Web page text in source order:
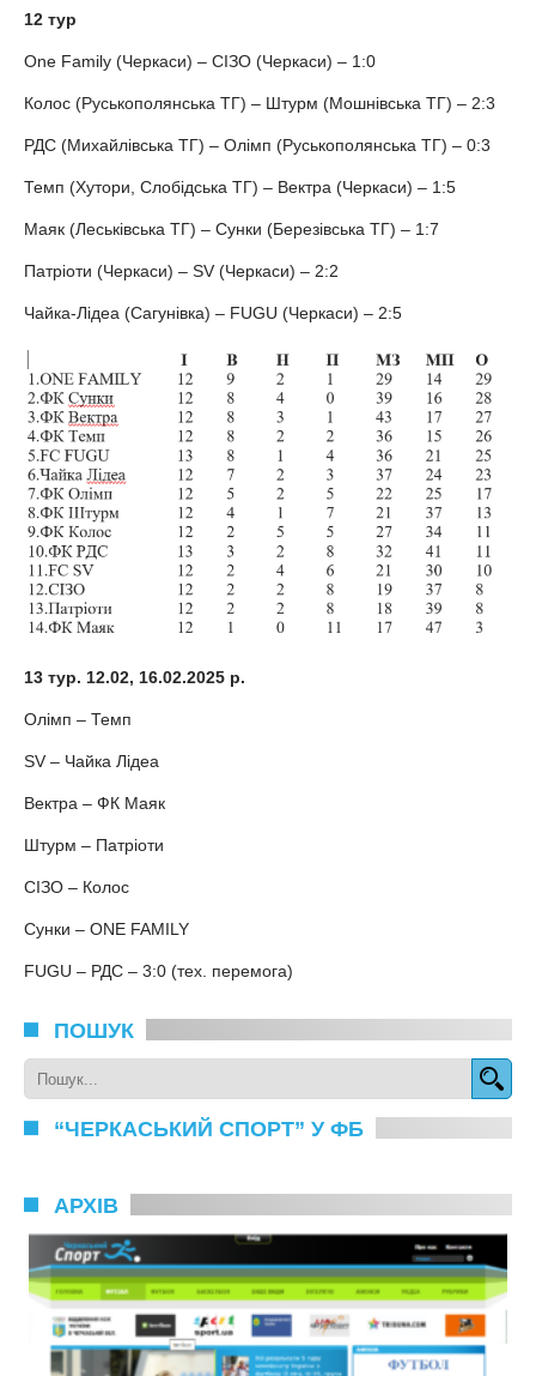
12 тур
One Family (Черкаси) – СІЗО (Черкаси) – 1:0
Колос (Руськополянська ТГ) – Штурм (Мошнівська ТГ) – 2:3
РДС (Михайлівська ТГ) – Олімп (Руськополянська ТГ) – 0:3
Темп (Хутори, Слобідська ТГ) – Вектра (Черкаси) – 1:5
Маяк (Леськівська ТГ) – Сунки (Березівська ТГ) – 1:7
Патріоти (Черкаси) – SV (Черкаси) – 2:2
Чайка-Лідеа (Сагунівка) – FUGU (Черкаси) – 2:5
13 тур. 12.02, 16.02.2025 р.
Олімп – Темп
SV – Чайка Лідеа
Вектра – ФК Маяк
Штурм – Патріоти
СІЗО – Колос
Сунки – ONE FAMILY
FUGU – РДС – 3:0 (тех. перемога)
ПОШУК
“ЧЕРКАСЬКИЙ СПОРТ” У ФБ
АРХІВ